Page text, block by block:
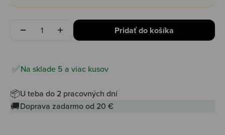
Množstvo Pridať do košíka
Na sklade 5 a viac kusov
📦U teba do 2 pracovných dní
🚚Doprava zadarmo od 20 €